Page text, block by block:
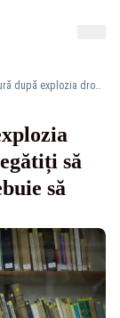
Zelenski, reacție dură după explozia dronei la Galați: „Suntem pregătiți să sprijinim România. Rusia trebuie să simtă pierderi reale”
să
să